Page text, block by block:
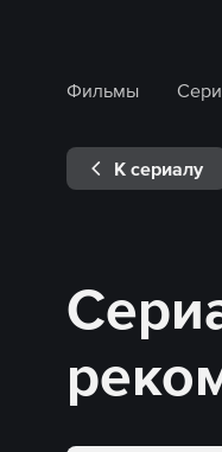
Фильмы
К сериалу